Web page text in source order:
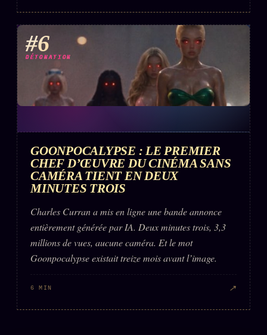
#6
DÉTONATION
GOONPOCALYPSE : LE PREMIER
CHEF D’ŒUVRE DU CINÉMA SANS
CAMÉRA TIENT EN DEUX
MINUTES TROIS
Charles Curran a mis en ligne une bande annonce
entièrement générée par IA. Deux minutes trois, 3,3
millions de vues, aucune caméra. Et le mot
Goonpocalypse existait treize mois avant l’image.
6 MIN ↗